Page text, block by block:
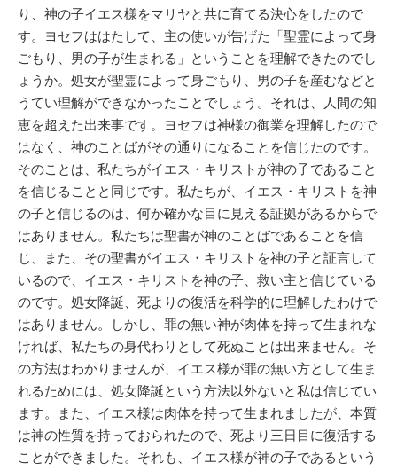
り、神の子イエス様をマリヤと共に育てる決心をしたので
す。ヨセフははたして、主の使いが告げた「聖霊によって身
ごもり、男の子が生まれる」ということを理解できたのでし
ょうか。処女が聖霊によって身ごもり、男の子を産むなどと
うてい理解ができなかったことでしょう。それは、人間の知
恵を超えた出来事です。ヨセフは神様の御業を理解したので
はなく、神のことばがその通りになることを信じたのです。
そのことは、私たちがイエス・キリストが神の子であること
を信じることと同じです。私たちが、イエス・キリストを神
の子と信じるのは、何か確かな目に見える証拠があるからで
はありません。私たちは聖書が神のことばであることを信
じ、また、その聖書がイエス・キリストを神の子と証言して
いるので、イエス・キリストを神の子、救い主と信じている
のです。処女降誕、死よりの復活を科学的に理解したわけで
はありません。しかし、罪の無い神が肉体を持って生まれな
ければ、私たちの身代わりとして死ぬことは出来ません。そ
の方法はわかりませんが、イエス様が罪の無い方として生ま
れるためには、処女降誕という方法以外ないと私は信じてい
ます。また、イエス様は肉体を持って生まれましたが、本質
は神の性質を持っておられたので、死より三日目に復活する
ことができました。それも、イエス様が神の子であるという